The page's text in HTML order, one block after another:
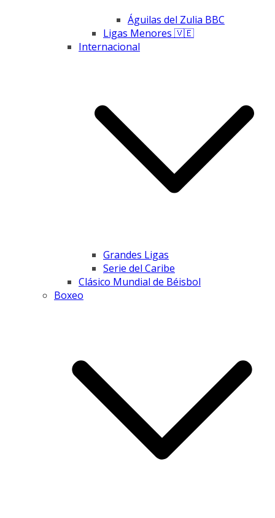
Águilas del Zulia BBC
Ligas Menores 🇻🇪
Internacional
Grandes Ligas
Serie del Caribe
Clásico Mundial de Béisbol
Boxeo